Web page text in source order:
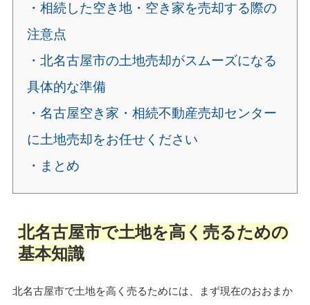
・相続した空き地・空き家を売却する際の
注意点
・北名古屋市の土地売却がスムーズになる
具体的な準備
・名古屋空き家・相続不動産売却センター
に土地売却をお任せください
・まとめ
北名古屋市で土地を高く売るための
基本知識
北名古屋市で土地を高く売るためには、まず現在のおおまか